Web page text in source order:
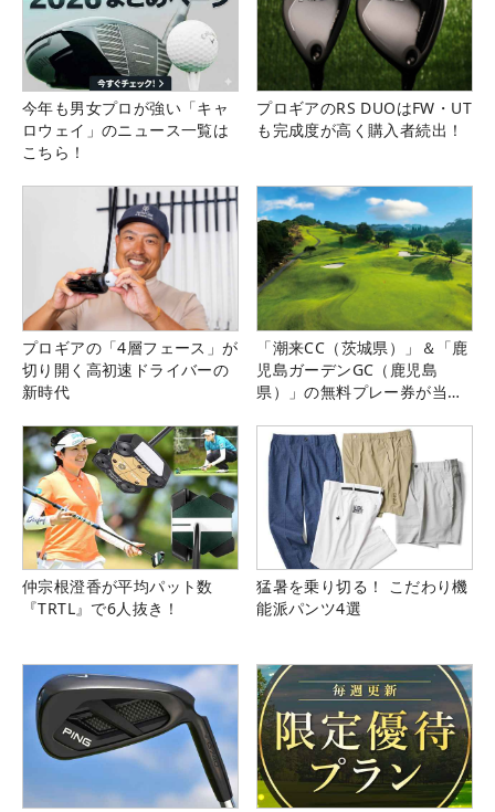
今年も男女プロが強い「キャ
ロウェイ」のニュース一覧は
こちら！
プロギアのRS DUOはFW・UT
も完成度が高く購入者続出！
プロギアの「4層フェース」が
切り開く高初速ドライバーの
新時代
「潮来CC（茨城県）」＆「鹿
児島ガーデンGC（鹿児島
県）」の無料プレー券が当た
仲宗根澄香が平均パット数
『TRTL』で6人抜き！
猛暑を乗り切る！ こだわり機
能派パンツ4選